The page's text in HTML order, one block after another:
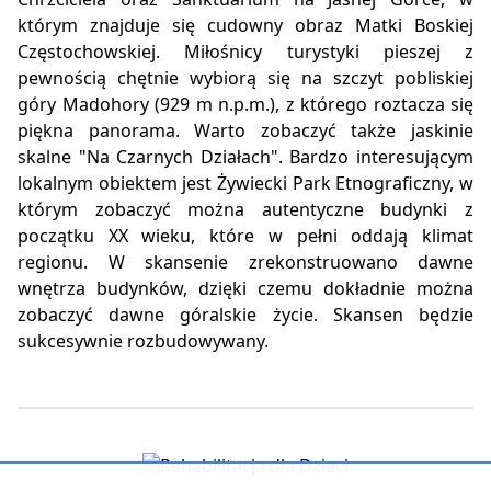
którym znajduje się cudowny obraz Matki Boskiej
Częstochowskiej. Miłośnicy turystyki pieszej z
pewnością chętnie wybiorą się na szczyt pobliskiej
góry Madohory (929 m n.p.m.), z którego roztacza się
piękna panorama. Warto zobaczyć także jaskinie
skalne "Na Czarnych Działach". Bardzo interesującym
lokalnym obiektem jest Żywiecki Park Etnograficzny, w
którym zobaczyć można autentyczne budynki z
początku XX wieku, które w pełni oddają klimat
regionu. W skansenie zrekonstruowano dawne
wnętrza budynków, dzięki czemu dokładnie można
zobaczyć dawne góralskie życie. Skansen będzie
sukcesywnie rozbudowywany.